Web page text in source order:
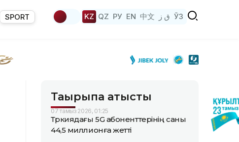
SPORT KZ QZ РУ EN 中文 ق ز ЎЗ
Тақырыпқа қатысты
07 тамыз 2026, 01:25
Түркиядағы 5G абоненттерінің саны
44,5 миллионға жетті